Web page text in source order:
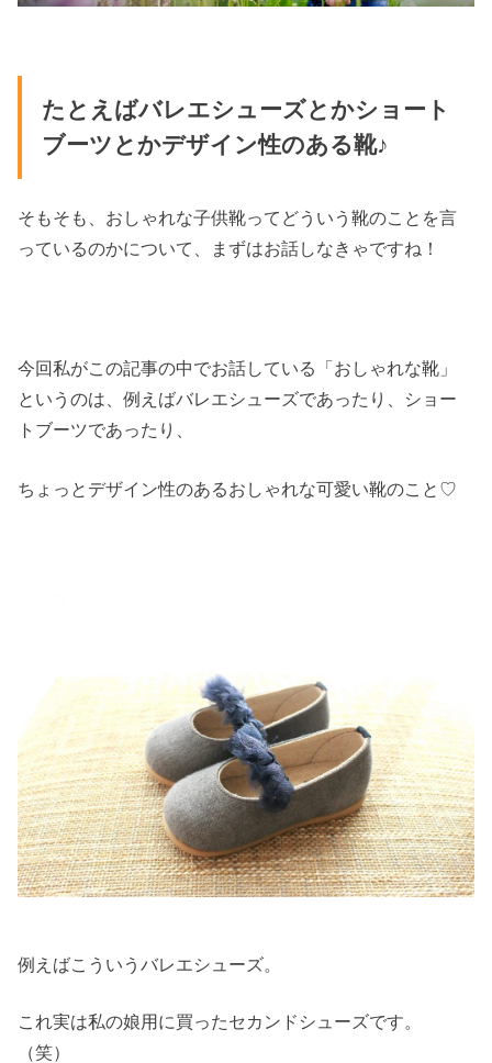
たとえばバレエシューズとかショート
ブーツとかデザイン性のある靴♪
そもそも、おしゃれな子供靴ってどういう靴のことを言
っているのかについて、まずはお話しなきゃですね！
今回私がこの記事の中でお話している「おしゃれな靴」
というのは、例えばバレエシューズであったり、ショー
トブーツであったり、
ちょっとデザイン性のあるおしゃれな可愛い靴のこと♡
例えばこういうバレエシューズ。
これ実は私の娘用に買ったセカンドシューズです。
（笑）